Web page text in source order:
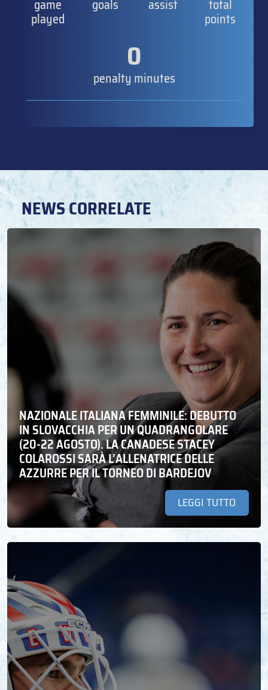
game
played
goals assist total
points
0
penalty minutes
NEWS CORRELATE
NAZIONALE ITALIANA FEMMINILE: DEBUTTO
IN SLOVACCHIA PER UN QUADRANGOLARE
(20-22 AGOSTO). LA CANADESE STACEY
COLAROSSI SARÀ L’ALLENATRICE DELLE
AZZURRE PER IL TORNEO DI BARDEJOV
LEGGI TUTTO